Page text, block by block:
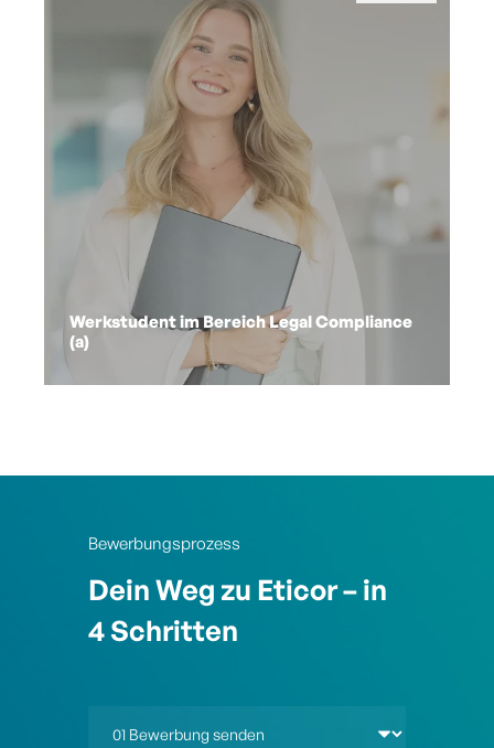
Werkstudent im Bereich Legal Compliance
(a)
Bewerbungsprozess
Dein Weg zu Eticor – in
4 Schritten